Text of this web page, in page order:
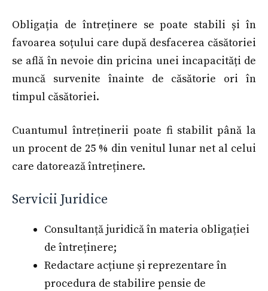
Obligația de întreținere se poate stabili și în
favoarea soțului care după desfacerea căsătoriei
se află în nevoie din pricina unei incapacități de
muncă survenite înainte de căsătorie ori în
timpul căsătoriei.
Cuantumul întreținerii poate fi stabilit până la
un procent de 25 % din venitul lunar net al celui
care datorează întreținere.
Servicii Juridice
Consultanță juridică în materia obligației
de întreținere;
Redactare acțiune și reprezentare în
procedura de stabilire pensie de